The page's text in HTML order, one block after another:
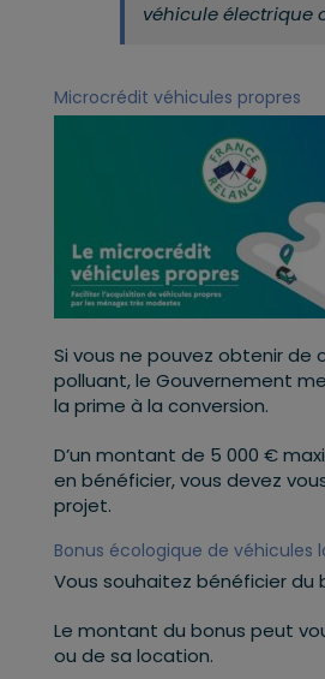
véhicule électrique
Microcrédit véhicules propres
Si vous ne pouvez obtenir de
polluant, le Gouvernement
la prime à la conversion.
D’un montant de 5 000 €
en bénéficier, vous devez
projet.
Bonus écologique de véhicules
Vous souhaitez bénéficier du
Le montant du bonus peut
ou de sa location.